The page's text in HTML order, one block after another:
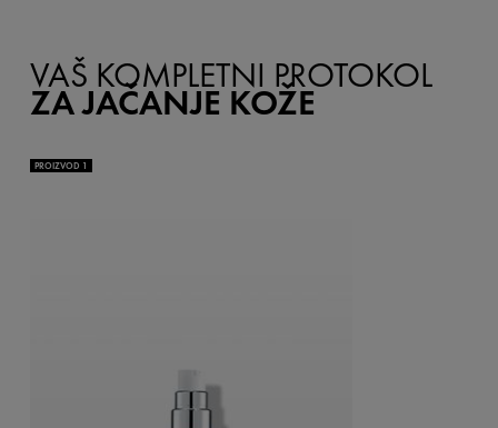
VAŠ KOMPLETNI PROTOKOL
ZA JAČANJE KOŽE
PROIZVOD 1